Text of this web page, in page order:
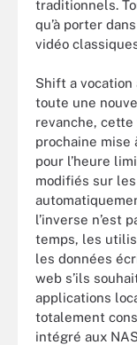
traditionnels.
qu’à porter
vidéo
Shift a
toute une
revanche,
prochaine mise
pour l’heure
modifiés sur
l’inverse n’est
temps, les
les données
web s’ils
applications
totalement
intégré aux